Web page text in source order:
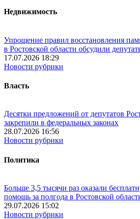
Недвижимость
Упрощение правил восстановления
в Ростовской области обсудили
17.07.2026 18:29
Новости рубрики
Власть
Десятки предложений от депутатов
закрепили в федеральных законах
28.07.2026 16:56
Новости рубрики
Политика
Больше 3,5 тысячи раз оказали
помощь за полгода в Ростовской
29.07.2026 15:02
Новости рубрики